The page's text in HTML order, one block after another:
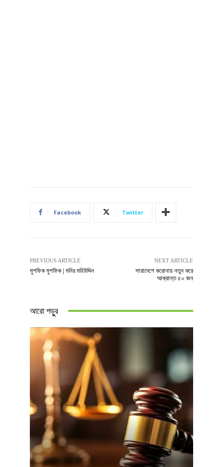
Facebook Twitter
PREVIOUS ARTICLE
মুশফিক মুশফিক | মনির মহিউদ্দিন
NEXT ARTICLE
সারাদেশে করোনায় নতুন করে
আক্রান্ত ৫০ জন
আরো পড়ুুর